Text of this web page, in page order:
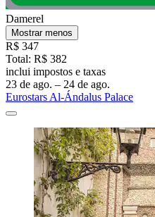
Damerel
Mostrar menos
R$ 347
Total: R$ 382
inclui impostos e taxas
23 de ago. – 24 de ago.
Eurostars Al-Ándalus Palace